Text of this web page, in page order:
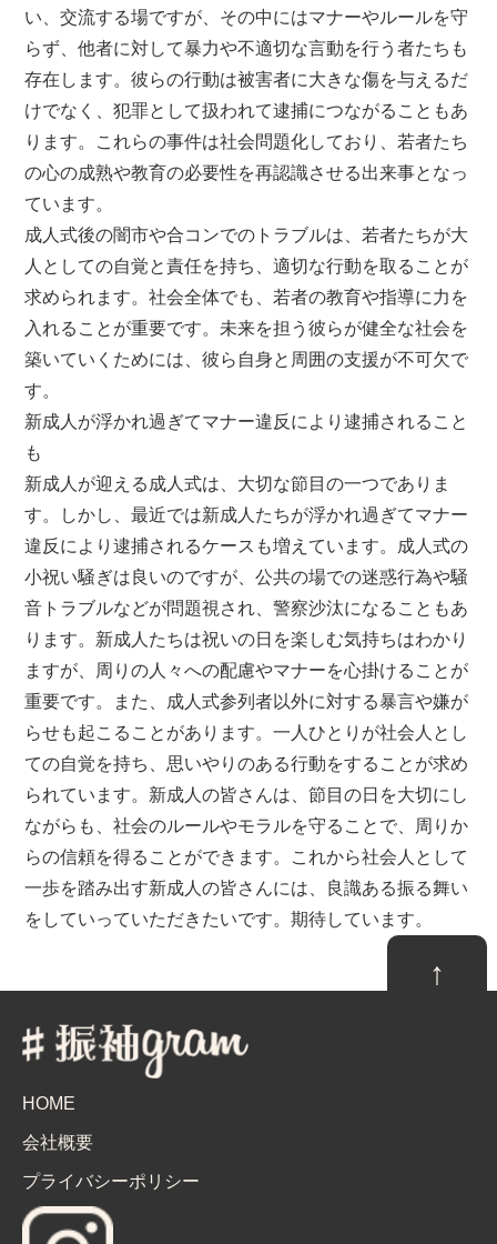
い、交流する場ですが、その中にはマナーやルールを守
らず、他者に対して暴力や不適切な言動を行う者たちも
存在します。彼らの行動は被害者に大きな傷を与えるだ
けでなく、犯罪として扱われて逮捕につながることもあ
ります。これらの事件は社会問題化しており、若者たち
の心の成熟や教育の必要性を再認識させる出来事となっ
ています。
成人式後の闇市や合コンでのトラブルは、若者たちが大
人としての自覚と責任を持ち、適切な行動を取ることが
求められます。社会全体でも、若者の教育や指導に力を
入れることが重要です。未来を担う彼らが健全な社会を
築いていくためには、彼ら自身と周囲の支援が不可欠で
す。
新成人が浮かれ過ぎてマナー違反により逮捕されること
も
新成人が迎える成人式は、大切な節目の一つでありま
す。しかし、最近では新成人たちが浮かれ過ぎてマナー
違反により逮捕されるケースも増えています。成人式の
小祝い騒ぎは良いのですが、公共の場での迷惑行為や騒
音トラブルなどが問題視され、警察沙汰になることもあ
ります。新成人たちは祝いの日を楽しむ気持ちはわかり
ますが、周りの人々への配慮やマナーを心掛けることが
重要です。また、成人式参列者以外に対する暴言や嫌が
らせも起こることがあります。一人ひとりが社会人とし
ての自覚を持ち、思いやりのある行動をすることが求め
られています。新成人の皆さんは、節目の日を大切にし
ながらも、社会のルールやモラルを守ることで、周りか
らの信頼を得ることができます。これから社会人として
一歩を踏み出す新成人の皆さんには、良識ある振る舞い
をしていっていただきたいです。期待しています。
↑
HOME
会社概要
プライバシーポリシー